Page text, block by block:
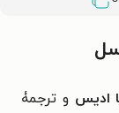
ادیس و ترجمۀ